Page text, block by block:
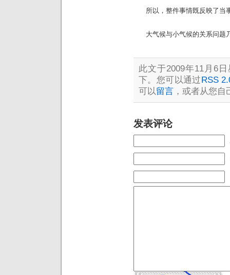
所以，整件事情既反映了当
大气候与小气候的关系问题
此文于2009年11月6
下。您可以通过 RSS
可以留言 ，或者从您自
发表评论